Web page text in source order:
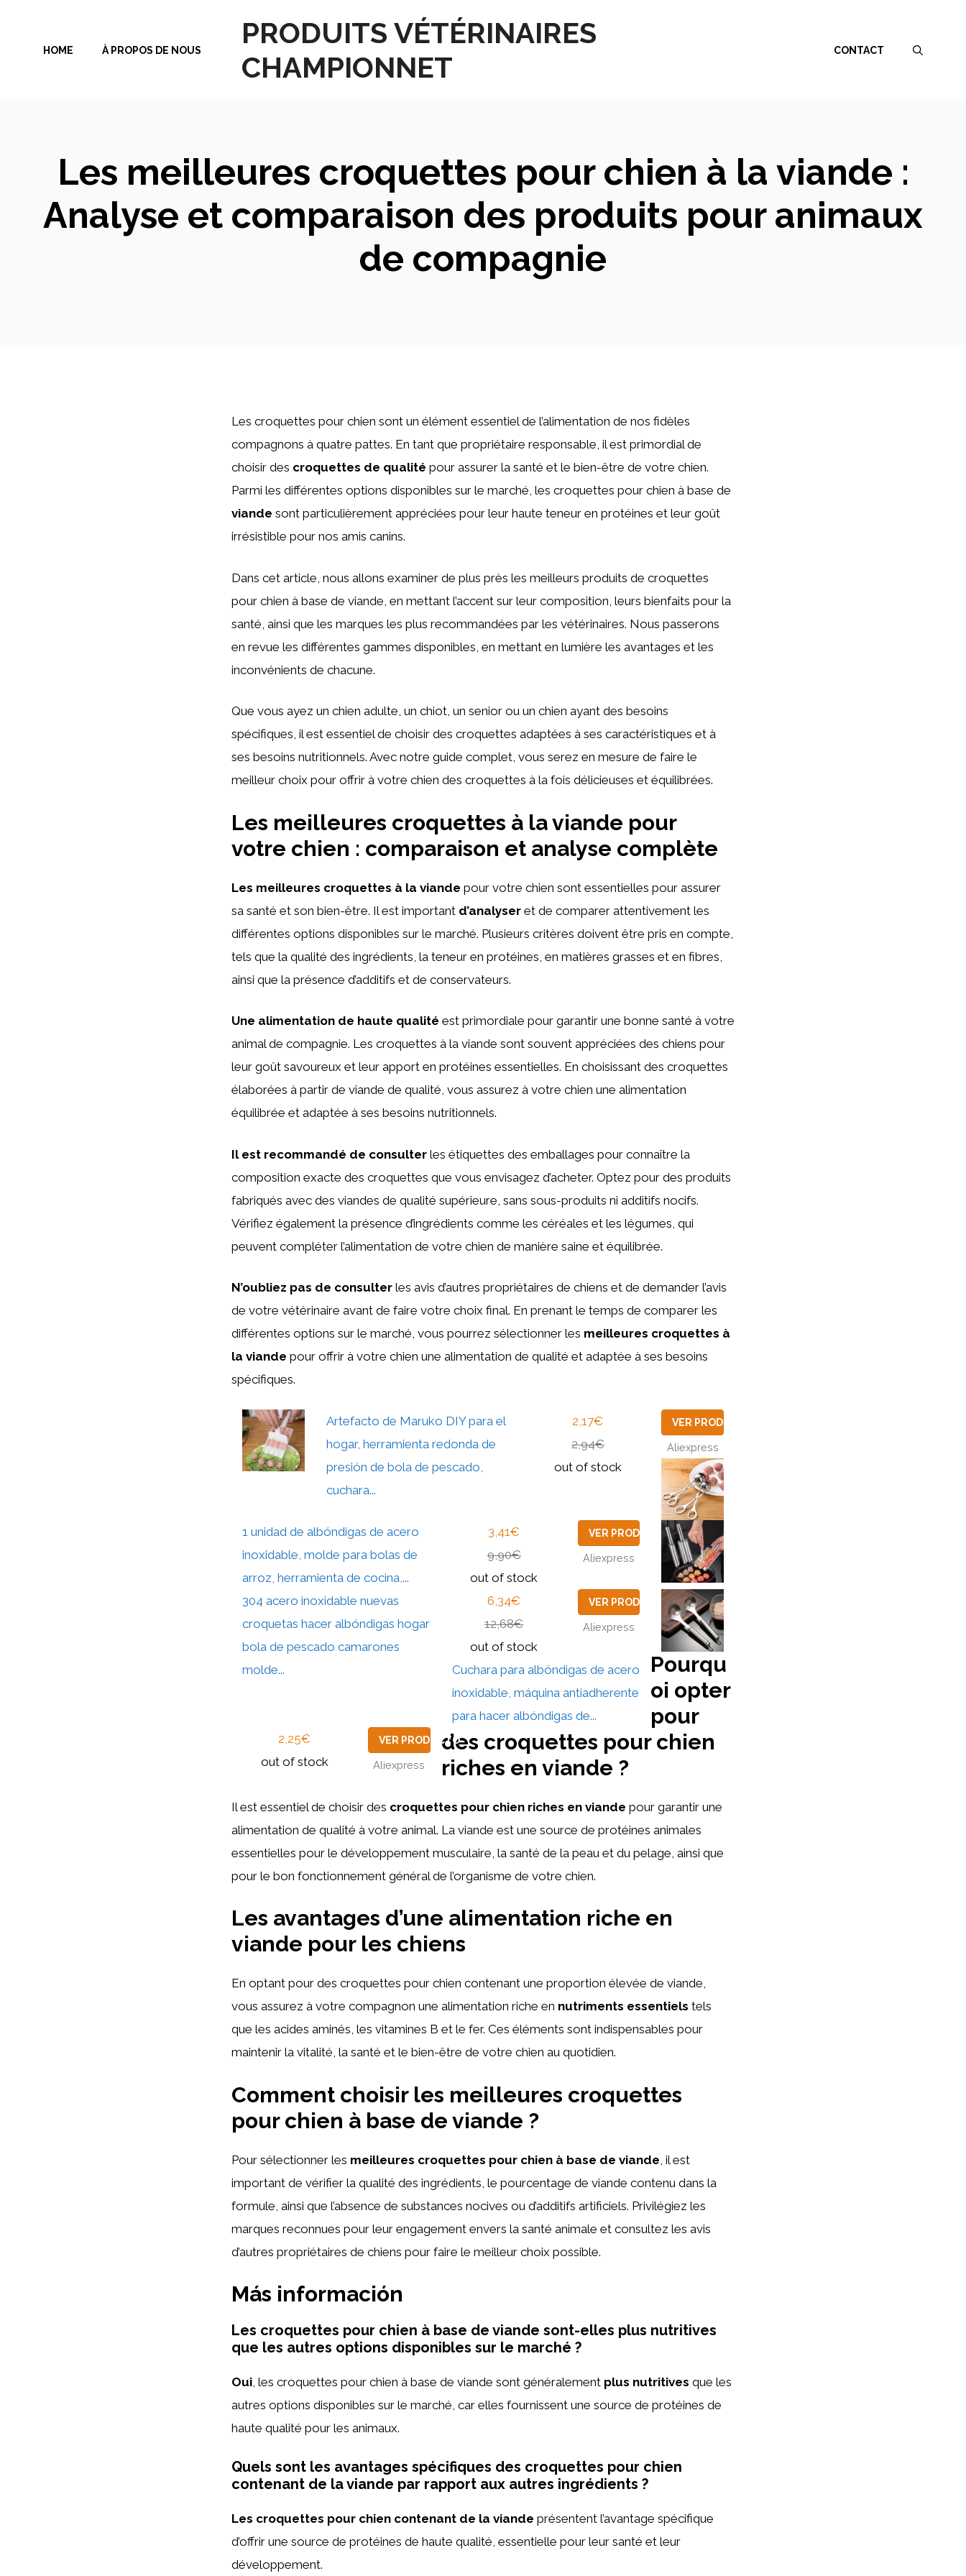
contenu
PRODUITS VÉTÉRINAIRES
CHAMPIONNET
HOME À PROPOS DE NOUS CONTACT
Les meilleures croquettes pour chien à la viande :
Analyse et comparaison des produits pour animaux
de compagnie
Les croquettes pour chien sont un élément essentiel de l’alimentation de nos fidèles
compagnons à quatre pattes. En tant que propriétaire responsable, il est primordial de
choisir des croquettes de qualité pour assurer la santé et le bien-être de votre chien.
Parmi les différentes options disponibles sur le marché, les croquettes pour chien à base de
viande sont particulièrement appréciées pour leur haute teneur en protéines et leur goût
irrésistible pour nos amis canins.
Dans cet article, nous allons examiner de plus près les meilleurs produits de croquettes
pour chien à base de viande, en mettant l’accent sur leur composition, leurs bienfaits pour la
santé, ainsi que les marques les plus recommandées par les vétérinaires. Nous passerons
en revue les différentes gammes disponibles, en mettant en lumière les avantages et les
inconvénients de chacune.
Que vous ayez un chien adulte, un chiot, un senior ou un chien ayant des besoins
spécifiques, il est essentiel de choisir des croquettes adaptées à ses caractéristiques et à
ses besoins nutritionnels. Avec notre guide complet, vous serez en mesure de faire le
meilleur choix pour offrir à votre chien des croquettes à la fois délicieuses et équilibrées.
Les meilleures croquettes à la viande pour
votre chien : comparaison et analyse complète
Les meilleures croquettes à la viande pour votre chien sont essentielles pour assurer
sa santé et son bien-être. Il est important d’analyser et de comparer attentivement les
différentes options disponibles sur le marché. Plusieurs critères doivent être pris en compte,
tels que la qualité des ingrédients, la teneur en protéines, en matières grasses et en fibres,
ainsi que la présence d’additifs et de conservateurs.
Une alimentation de haute qualité est primordiale pour garantir une bonne santé à votre
animal de compagnie. Les croquettes à la viande sont souvent appréciées des chiens pour
leur goût savoureux et leur apport en protéines essentielles. En choisissant des croquettes
élaborées à partir de viande de qualité, vous assurez à votre chien une alimentation
équilibrée et adaptée à ses besoins nutritionnels.
Il est recommandé de consulter les étiquettes des emballages pour connaître la
composition exacte des croquettes que vous envisagez d’acheter. Optez pour des produits
fabriqués avec des viandes de qualité supérieure, sans sous-produits ni additifs nocifs.
Vérifiez également la présence d’ingrédients comme les céréales et les légumes, qui
peuvent compléter l’alimentation de votre chien de manière saine et équilibrée.
N’oubliez pas de consulter les avis d’autres propriétaires de chiens et de demander l’avis
de votre vétérinaire avant de faire votre choix final. En prenant le temps de comparer les
différentes options sur le marché, vous pourrez sélectionner les meilleures croquettes à
la viande pour offrir à votre chien une alimentation de qualité et adaptée à ses besoins
spécifiques.
Artefacto de Maruko DIY para el
hogar, herramienta redonda de
presión de bola de pescado,
cuchara...
2,17€
2,94€
out of stock
VER PRODUCTO
Aliexpress
1 unidad de albóndigas de acero
inoxidable, molde para bolas de
arroz, herramienta de cocina,...
3,41€
9,90€
out of stock
VER PRODUCTO
Aliexpress
304 acero inoxidable nuevas
croquetas hacer albóndigas hogar
bola de pescado camarones
molde...
6,34€
12,68€
out of stock
VER PRODUCTO
Aliexpress
Cuchara para albóndigas de acero
inoxidable, máquina antiadherente
para hacer albóndigas de...
2,25€
out of stock
VER PRODUCTO
Aliexpress
Pourqu
oi opter
pour
des croquettes pour chien
riches en viande ?
Il est essentiel de choisir des croquettes pour chien riches en viande pour garantir une
alimentation de qualité à votre animal. La viande est une source de protéines animales
essentielles pour le développement musculaire, la santé de la peau et du pelage, ainsi que
pour le bon fonctionnement général de l’organisme de votre chien.
Les avantages d’une alimentation riche en
viande pour les chiens
En optant pour des croquettes pour chien contenant une proportion élevée de viande,
vous assurez à votre compagnon une alimentation riche en nutriments essentiels tels
que les acides aminés, les vitamines B et le fer. Ces éléments sont indispensables pour
maintenir la vitalité, la santé et le bien-être de votre chien au quotidien.
Comment choisir les meilleures croquettes
pour chien à base de viande ?
Pour sélectionner les meilleures croquettes pour chien à base de viande , il est
important de vérifier la qualité des ingrédients, le pourcentage de viande contenu dans la
formule, ainsi que l’absence de substances nocives ou d’additifs artificiels. Privilégiez les
marques reconnues pour leur engagement envers la santé animale et consultez les avis
d’autres propriétaires de chiens pour faire le meilleur choix possible.
Más información
Les croquettes pour chien à base de viande sont-elles plus nutritives
que les autres options disponibles sur le marché ?
Oui, les croquettes pour chien à base de viande sont généralement plus nutritives que les
autres options disponibles sur le marché, car elles fournissent une source de protéines de
haute qualité pour les animaux.
Quels sont les avantages spécifiques des croquettes pour chien
contenant de la viande par rapport aux autres ingrédients ?
Les croquettes pour chien contenant de la viande présentent l’avantage spécifique
d’offrir une source de protéines de haute qualité, essentielle pour leur santé et leur
développement.